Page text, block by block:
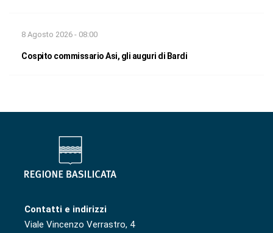
8 Agosto 2026 - 08:00
Cospito commissario Asi, gli auguri di Bardi
Contatti e indirizzi
Viale Vincenzo Verrastro, 4